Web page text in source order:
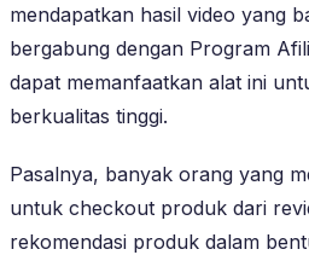
mendapatkan hasil video yang
bergabung dengan Program
dapat memanfaatkan alat ini
berkualitas tinggi.
Pasalnya, banyak orang yang
untuk checkout produk dari
rekomendasi produk dalam